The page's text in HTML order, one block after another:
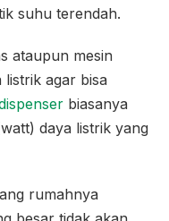
suhu terendah.
ataupun mesin
agar bisa
biasanya
daya listrik yang
rumahnya